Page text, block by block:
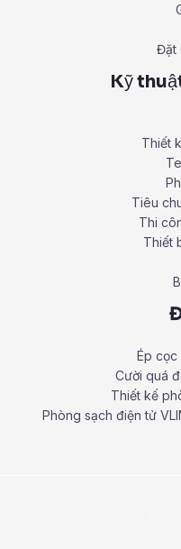
Đặt
Kỹ
Thiết
Tiêu
Thi
Thiết
Ép
Cười quá
Thiết kế
Phòng sạch điện tử